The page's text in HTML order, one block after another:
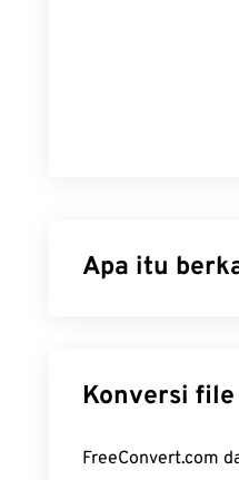
Apa itu
format berkasBMP
mendukung
di internet.